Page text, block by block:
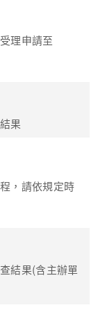
理申請至
果
，請依規定時
結果(含主辦單